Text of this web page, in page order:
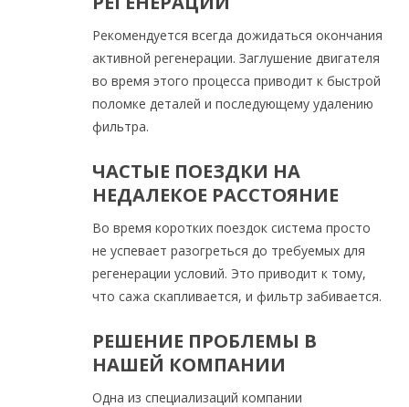
Рекомендуется всегда дожидаться окончания
активной регенерации. Заглушение двигателя
во время этого процесса приводит к быстрой
поломке деталей и последующему удалению
фильтра.
ЧАСТЫЕ ПОЕЗДКИ НА
НЕДАЛЕКОЕ РАССТОЯНИЕ
Во время коротких поездок система просто
не успевает разогреться до требуемых для
регенерации условий. Это приводит к тому,
что сажа скапливается, и фильтр забивается.
РЕШЕНИЕ ПРОБЛЕМЫ В
НАШЕЙ КОМПАНИИ
Одна из специализаций компании